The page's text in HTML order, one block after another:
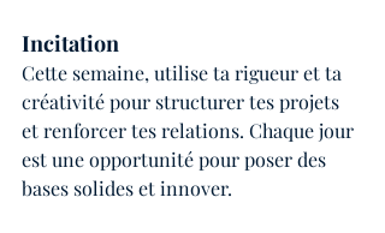
Incitation
Cette semaine, utilise ta rigueur et ta
créativité pour structurer tes projets
et renforcer tes relations. Chaque jour
est une opportunité pour poser des
bases solides et innover.